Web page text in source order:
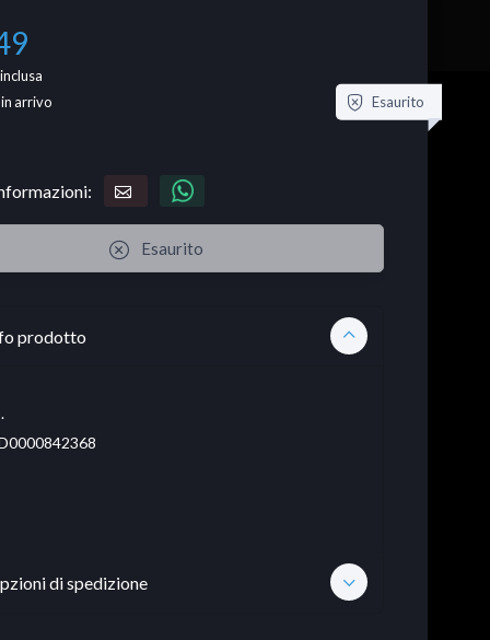
arrivo
Esaurito
Esaurito
prodotto
di spedizione